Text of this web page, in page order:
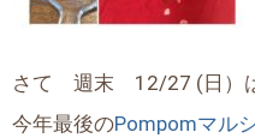
さて 週末 12/27 (日）
今年最後のPompomマル